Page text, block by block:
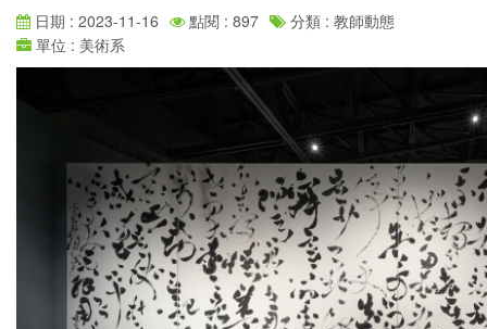
日期 : 2023-11-16 點閱 : 897
分類 : 教師動態
單位 : 美術系